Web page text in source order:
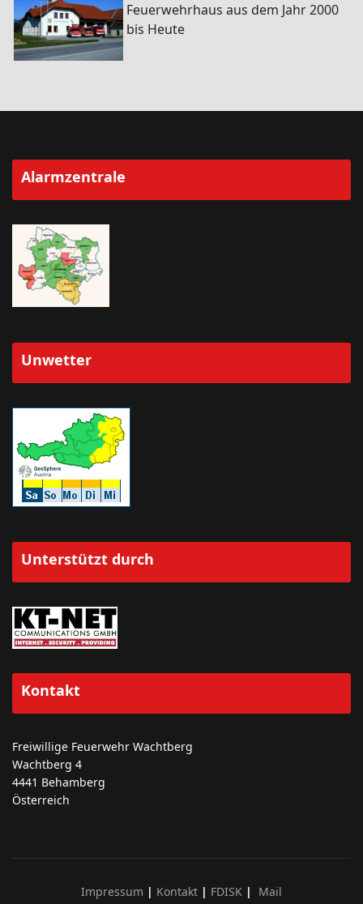
Feuerwehrhaus aus dem Jahr 2000
bis Heute
Alarmzentrale
Unwetter
Unterstützt durch
Kontakt
Freiwillige Feuerwehr Wachtberg
Wachtberg 4
4441 Behamberg
Österreich
Impressum | Kontakt | FDISK | Mail